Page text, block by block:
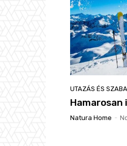
UTAZÁS ÉS
Hamarosan
Natura Home -